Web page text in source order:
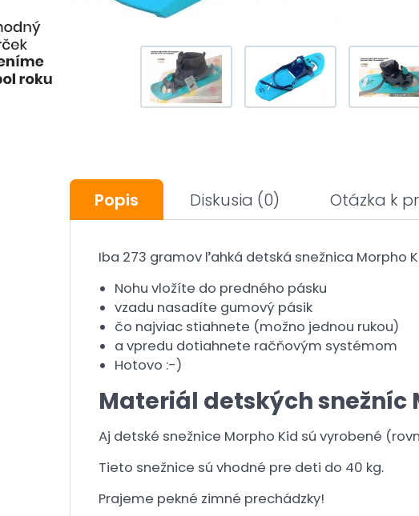
Popis Diskusia (0) Otázka k
Iba 273 gramov ľahká detská snežnica Morpho
Nohu vložíte do predného pásku
vzadu nasadíte gumový pásik
čo najviac stiahnete (možno jednou rukou)
a vpredu dotiahnete račňovým systémom
Hotovo :-)
Materiál detských snežníc
Aj detské snežnice Morpho Kid sú vyrobené
Tieto snežnice sú vhodné pre deti do 40 kg.
Prajeme pekné zimné prechádzky!